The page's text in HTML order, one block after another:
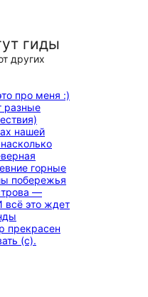
гиды
других
про меня :)
разные
нашей
горные
побережья
—
всё это ждет
прекрасен
(с).